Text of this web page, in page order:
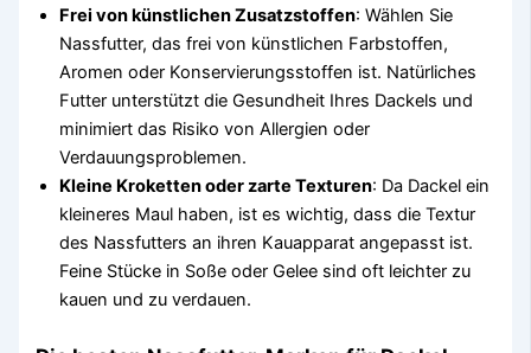
Frei von künstlichen Zusatzstoffen: Wählen Sie
Nassfutter, das frei von künstlichen Farbstoffen,
Aromen oder Konservierungsstoffen ist. Natürliches
Futter unterstützt die Gesundheit Ihres Dackels und
minimiert das Risiko von Allergien oder
Verdauungsproblemen.
Kleine Kroketten oder zarte Texturen: Da Dackel ein
kleineres Maul haben, ist es wichtig, dass die Textur
des Nassfutters an ihren Kauapparat angepasst ist.
Feine Stücke in Soße oder Gelee sind oft leichter zu
kauen und zu verdauen.